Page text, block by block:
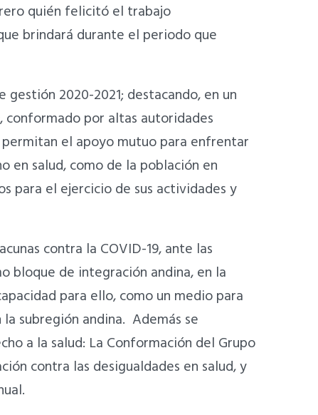
quién felicitó el trabajo
brindará durante el periodo que
2020-2021; destacando, en un
conformado por altas autoridades
el apoyo mutuo para enfrentar
en salud, como de la población en
para el ejercicio de sus actividades y
contra la COVID-19, ante las
bloque de integración andina, en la
para ello, como un medio para
subregión andina. Además se
a la salud: La Conformación del Grupo
contra las desigualdades en salud, y